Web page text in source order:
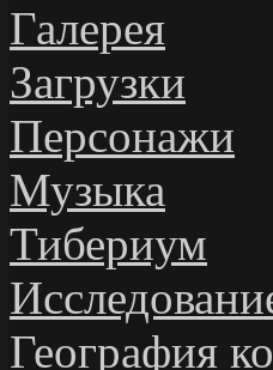
Галерея
Загрузки
Персонажи
Музыка
Тибериум
География